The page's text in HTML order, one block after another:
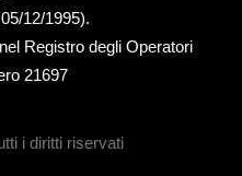
12/1995).
Registro degli Operatori
21697
i diritti riservati